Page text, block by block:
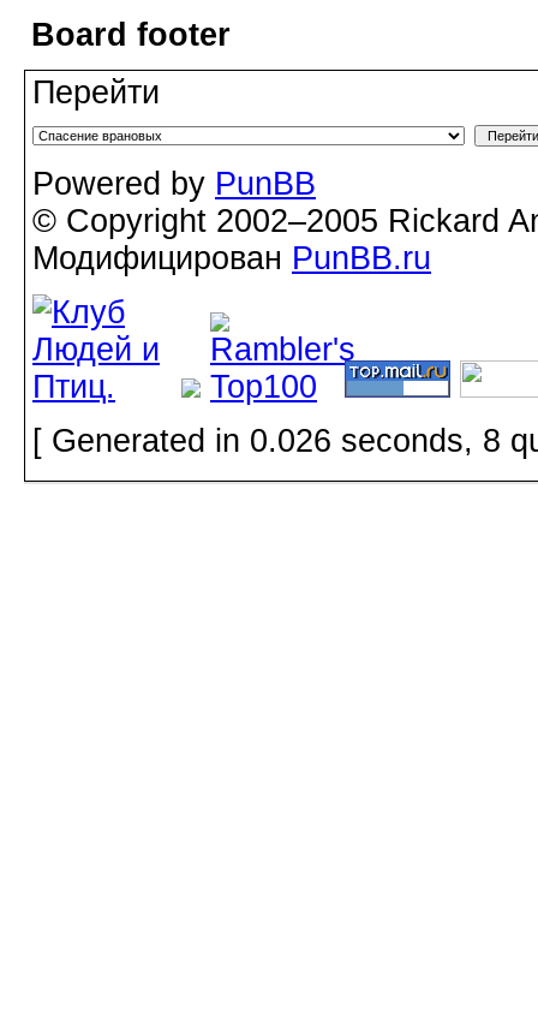
Board footer
Перейти
Powered by PunBB
© Copyright 2002–2005 Rickard
Модифицирован PunBB.ru
[ Generated in 0.026 seconds, 8